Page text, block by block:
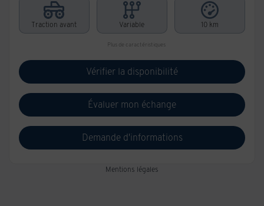
Traction avant Variable 10 km
Plus de caractéristiques
Vérifier la disponibilité
Évaluer mon échange
Demande d'informations
Mentions légales